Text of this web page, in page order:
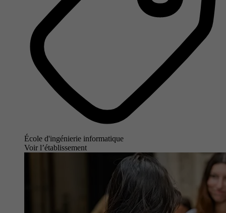
École d'ingénierie informatique
Voir l’établissement